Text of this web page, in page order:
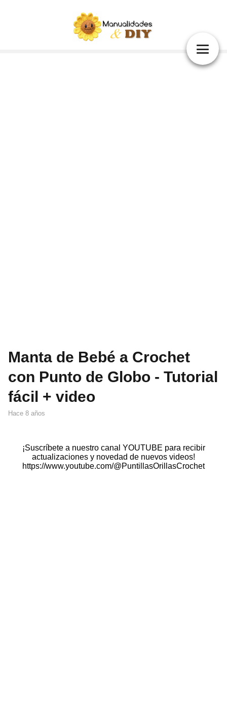
Manta de Bebé a Crochet
con Punto de Globo - Tutorial
fácil + video
hace 8 años
¡Suscríbete a nuestro canal YOUTUBE para recibir
actualizaciones y novedad de nuevos videos!
https://www.youtube.com/@PuntillasOrillasCrochet